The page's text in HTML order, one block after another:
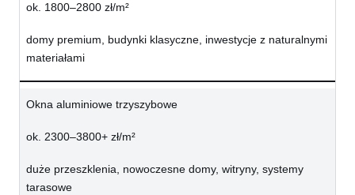
ok. 1800–2800 zł/m²
domy premium, budynki klasyczne, inwestycje z naturalnymi
materiałami
Okna aluminiowe trzyszybowe
ok. 2300–3800+ zł/m²
duże przeszklenia, nowoczesne domy, witryny, systemy
tarasowe